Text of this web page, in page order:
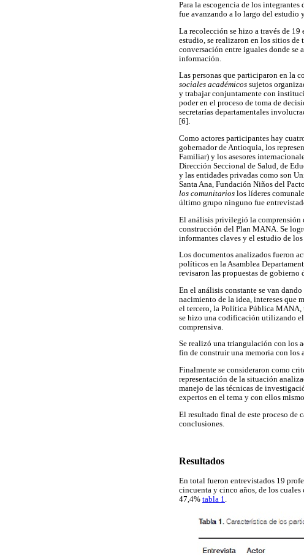
Para la escogencia de los
fue avanzando a lo largo del estudio
La recolección se hizo a través de
estudio, se realizaron en los sitios de
conversación entre iguales donde se
información.
Las personas que participaron en la
sociales académicos sujetos
y trabajar conjuntamente con
poder en el proceso de toma de
secretarías departamentales
[6].
Como actores participantes hay
gobernador de Antioquia, los
Familiar) y los asesores
Dirección Seccional de Salud, de
y las entidades privadas como son
Santa Ana, Fundación Niños del
los comunitarios los líderes
último grupo ninguno fue
El análisis privilegió la comprensión
construcción del Plan MANA. Se
informantes claves y el estudio de los
Los documentos analizados fueron
políticos en la Asamblea
revisaron las propuestas de
En el análisis constante se van
nacimiento de la idea, intereses que
el tercero, la Política Pública MANA,
se hizo una codificación utilizando
comprensiva.
Se realizó una triangulación con los
fin de construir una memoria con los
Finalmente se consideraron como
representación de la situación
manejo de las técnicas de
expertos en el tema y con ellos
El resultado final de este proceso de
conclusiones.
Resultados
En total fueron entrevistados 19
cincuenta y cinco años, de los
47,4% tabla 1